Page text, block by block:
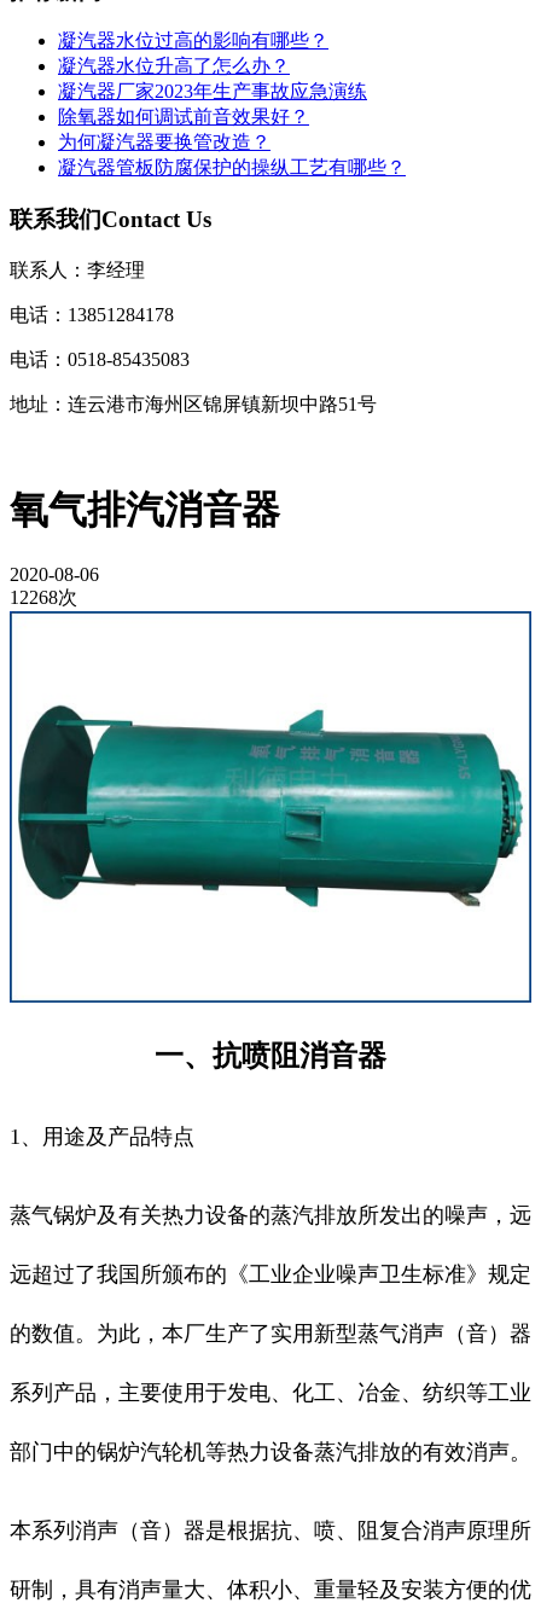
凝汽器水位过高的影响有哪些？
凝汽器水位升高了怎么办？
凝汽器厂家2023年生产事故应急演练
除氧器如何调试前音效果好？
为何凝汽器要换管改造？
凝汽器管板防腐保护的操纵工艺有哪些？
联系我们Contact Us
联系人：李经理
电话：13851284178
电话：0518-85435083
地址：连云港市海州区锦屏镇新坝中路51号
氧气排汽消音器
2020-08-06
12268次
一、抗喷阻消音器
1、用途及产品特点
蒸气锅炉及有关热力设备的蒸汽排放所发出的噪声，远
远超过了我国所颁布的《工业企业噪声卫生标准》规定
的数值。为此，本厂生产了实用新型蒸气消声（音）器
系列产品，主要使用于发电、化工、冶金、纺织等工业
部门中的锅炉汽轮机等热力设备蒸汽排放的有效消声。
本系列消声（音）器是根据抗、喷、阻复合消声原理所
研制，具有消声量大、体积小、重量轻及安装方便的优